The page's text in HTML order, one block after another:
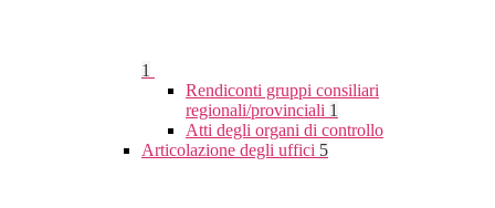
1
Rendiconti gruppi consiliari
regionali/provinciali 1
Atti degli organi di controllo
Articolazione degli uffici 5